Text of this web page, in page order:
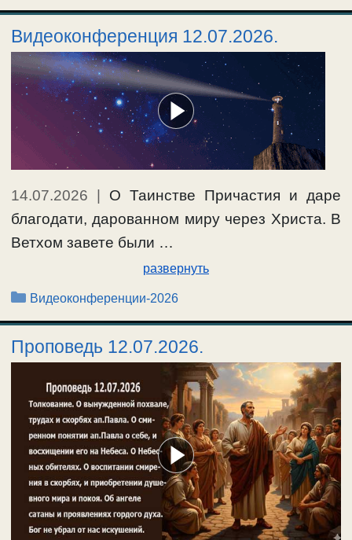
Видеоконференция 12.07.2026.
14.07.2026
О Таинстве Причастия и даре
благодати, дарованном миру через Христа. В
Ветхом завете были …
развернуть
Рубрики
Видеоконференции-2026
Проповедь 12.07.2026.